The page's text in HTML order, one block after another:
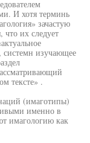
И хотя терминь
зачастую
что их следует
системн изучающее
тексте» .
(имаготипы)
именно в
имагологию как